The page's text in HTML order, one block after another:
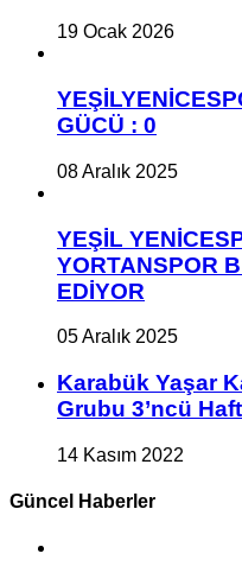
19 Ocak 2026
GÜCÜ : 0
08 Aralık 2025
YEŞİL
YORTANSPOR
EDİYOR
05 Aralık 2025
Karabük Yaşar
Grubu 3’ncü
14 Kasım 2022
Güncel Haberler